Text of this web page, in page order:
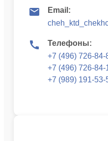
Email:
Телефоны:
+7 (496) 726-84-
+7 (496) 726-84-
+7 (989) 191-53-